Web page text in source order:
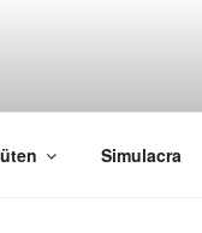
Simulacra